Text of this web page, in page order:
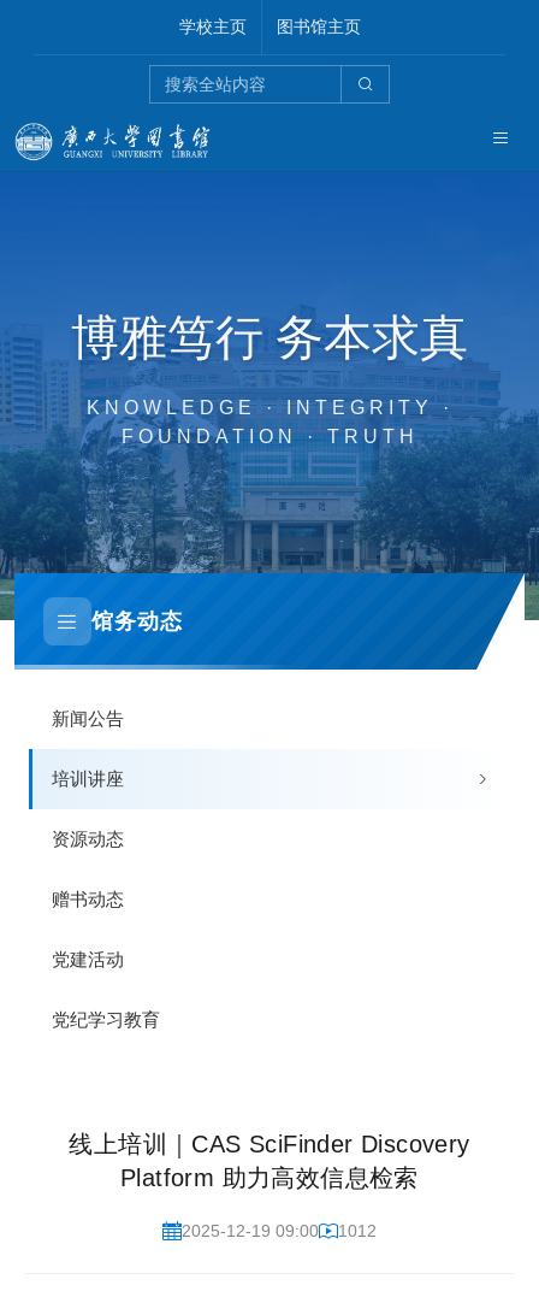
学校主页 图书馆主页
博雅笃行 务本求真
KNOWLEDGE · INTEGRITY ·
FOUNDATION · TRUTH
馆务动态
新闻公告
培训讲座
资源动态
赠书动态
党建活动
党纪学习教育
线上培训｜CAS SciFinder Discovery
Platform 助力高效信息检索
2025-12-19 09:00 1012